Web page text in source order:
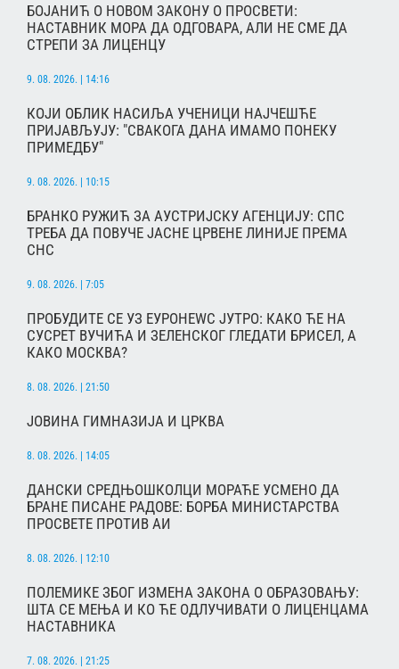
БОЈАНИЋ О НОВОМ ЗАКОНУ О ПРОСВЕТИ:
НАСТАВНИК МОРА ДА ОДГОВАРА, АЛИ НЕ СМЕ ДА
СТРЕПИ ЗА ЛИЦЕНЦУ
9. 08. 2026. | 14:16
КОЈИ ОБЛИК НАСИЉА УЧЕНИЦИ НАЈЧЕШЋЕ
ПРИЈАВЉУЈУ: "СВАКОГА ДАНА ИМАМО ПОНЕКУ
ПРИМЕДБУ"
9. 08. 2026. | 10:15
БРАНКО РУЖИЋ ЗА АУСТРИЈСКУ АГЕНЦИЈУ: СПС
ТРЕБА ДА ПОВУЧЕ ЈАСНЕ ЦРВЕНЕ ЛИНИЈЕ ПРЕМА
СНС
9. 08. 2026. | 7:05
ПРОБУДИТЕ СЕ УЗ ЕУРОНЕWС ЈУТРО: КАКО ЋЕ НА
СУСРЕТ ВУЧИЋА И ЗЕЛЕНСКОГ ГЛЕДАТИ БРИСЕЛ, А
КАКО МОСКВА?
8. 08. 2026. | 21:50
ЈОВИНА ГИМНАЗИЈА И ЦРКВА
8. 08. 2026. | 14:05
ДАНСКИ СРЕДЊОШКОЛЦИ МОРАЋЕ УСМЕНО ДА
БРАНЕ ПИСАНЕ РАДОВЕ: БОРБА МИНИСТАРСТВА
ПРОСВЕТЕ ПРОТИВ АИ
8. 08. 2026. | 12:10
ПОЛЕМИКЕ ЗБОГ ИЗМЕНА ЗАКОНА О ОБРАЗОВАЊУ:
ШТА СЕ МЕЊА И КО ЋЕ ОДЛУЧИВАТИ О ЛИЦЕНЦАМА
НАСТАВНИКА
7. 08. 2026. | 21:25